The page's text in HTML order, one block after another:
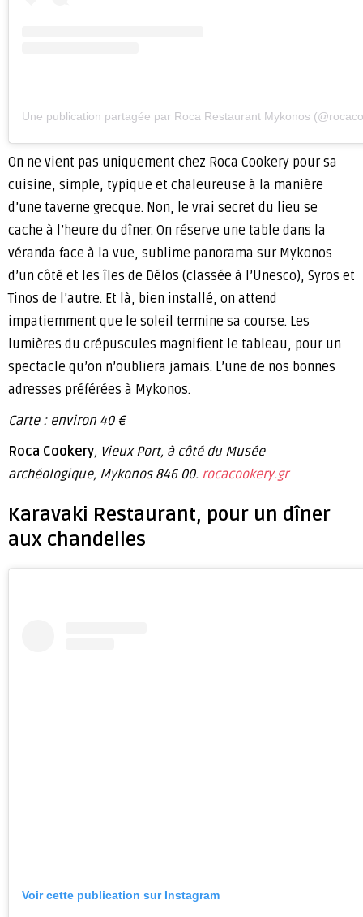
Une publication partagée par Roca Restaurant Mykonos
On ne vient pas uniquement chez Roca Cookery pour sa
cuisine, simple, typique et chaleureuse à la manière
d’une taverne grecque. Non, le vrai secret du lieu se
cache à l’heure du dîner. On réserve une table dans la
véranda face à la vue, sublime panorama sur Mykonos
d’un côté et les îles de Délos (classée à l’Unesco), Syros et
Tinos de l’autre. Et là, bien installé, on attend
impatiemment que le soleil termine sa course. Les
lumières du crépuscules magnifient le tableau, pour un
spectacle qu’on n’oubliera jamais. L’une de nos bonnes
adresses préférées à Mykonos.
Carte : environ 40 €
Roca Cookery, Vieux Port, à côté du Musée
archéologique, Mykonos 846 00. rocacookery.gr
Karavaki Restaurant, pour un dîner
aux chandelles
Voir cette publication sur Instagram